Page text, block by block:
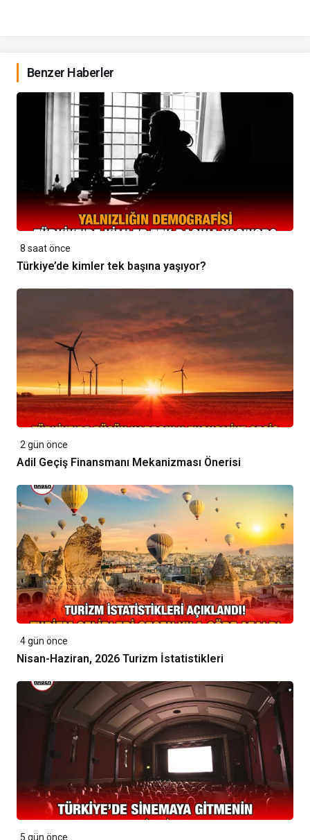
Benzer Haberler
8 saat önce
Türkiye’de kimler tek başına yaşıyor?
2 gün önce
Adil Geçiş Finansmanı Mekanizması Önerisi
4 gün önce
Nisan-Haziran, 2026 Turizm İstatistikleri
5 gün önce